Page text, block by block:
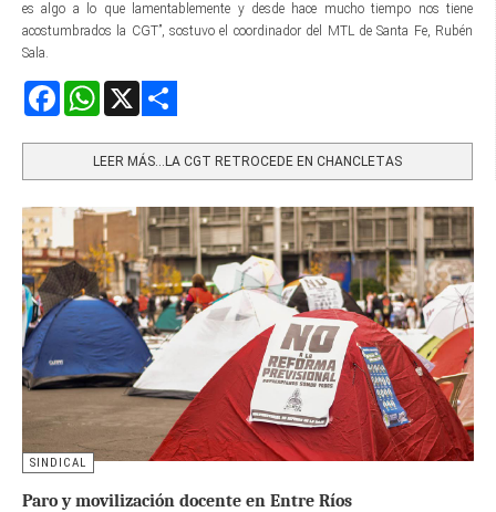
es algo a lo que lamentablemente y desde hace mucho tiempo nos tiene
acostumbrados la CGT”, sostuvo el coordinador del MTL de Santa Fe, Rubén
Sala.
FacebookWhatsApp
LEER MÁS…LA CGT RETROCEDE EN CHANCLETAS
SINDICAL
Paro y movilización docente en Entre Ríos